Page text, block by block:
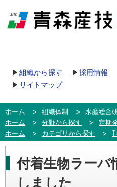
組織から探す 採用情報
サイトマップ
ホーム 組織体制
水産総合
ホーム
分野から探す
定期
ホーム
カテゴリから探す
付着生物ラーバ
しました